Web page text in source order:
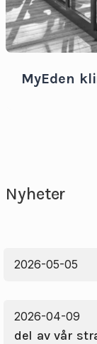
MyEden
Nyheter
2026-05-05
2026-04-09
del av vår